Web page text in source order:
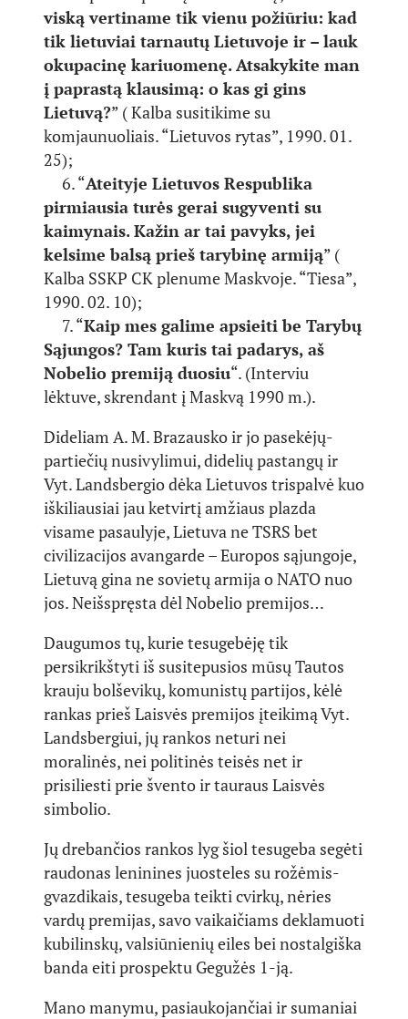
viską vertiname tik vienu požiūriu: kad
tik lietuviai tarnautų Lietuvoje ir – lauk
okupacinę kariuomenę. Atsakykite man
į paprastą klausimą: o kas gi gins
Lietuvą?” ( Kalba susitikime su
komjaunuoliais. “Lietuvos rytas”, 1990. 01.
25);
6. “Ateityje Lietuvos Respublika
pirmiausia turės gerai sugyventi su
kaimynais. Kažin ar tai pavyks, jei
kelsime balsą prieš tarybinę armiją” (
Kalba SSKP CK plenume Maskvoje. “Tiesa”,
1990. 02. 10);
7. “Kaip mes galime apsieiti be Tarybų
Sąjungos? Tam kuris tai padarys, aš
Nobelio premiją duosiu“. (Interviu
lėktuve, skrendant į Maskvą 1990 m.).
Dideliam A. M. Brazausko ir jo pasekėjų-
partiečių nusivylimui, didelių pastangų ir
Vyt. Landsbergio dėka Lietuvos trispalvė kuo
iškiliausiai jau ketvirtį amžiaus plazda
visame pasaulyje, Lietuva ne TSRS bet
civilizacijos avangarde – Europos sąjungoje,
Lietuvą gina ne sovietų armija o NATO nuo
jos. Neišspręsta dėl Nobelio premijos…
Daugumos tų, kurie tesugebėję tik
persikrikštyti iš susitepusios mūsų Tautos
krauju bolševikų, komunistų partijos, kėlė
rankas prieš Laisvės premijos įteikimą Vyt.
Landsbergiui, jų rankos neturi nei
moralinės, nei politinės teisės net ir
prisiliesti prie švento ir tauraus Laisvės
simbolio.
Jų drebančios rankos lyg šiol tesugeba segėti
raudonas leninines juosteles su rožėmis-
gvazdikais, tesugeba teikti cvirkų, nėries
vardų premijas, savo vaikaičiams deklamuoti
kubilinskų, valsiūnienių eiles bei nostalgiška
banda eiti prospektu Gegužės 1-ją.
Mano manymu, pasiaukojančiai ir sumaniai